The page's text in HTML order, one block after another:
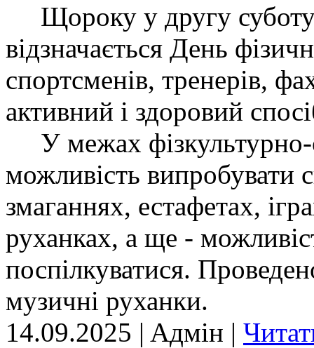
Щороку у другу суботу
відзначається День
спортсменів, тренерів,
активний і здоровий
У межах фізкультурно-
можливість випробувати
змаганнях, естафетах,
руханках, а ще -
поспілкуватися.
музичні руханки.
14.09.2025 | Aдмін |